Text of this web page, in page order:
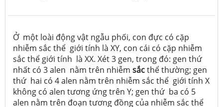
Ở một loài động vật ngẫu phối, con đực có cặp
nhiễm sắc thể giới tính là XY, con cái có cặp nhiễm
sắc thể giới tính là XX. Xét 3 gen, trong đó: gen thứ
nhất có 3 alen nằm trên nhiễm sắcthể thường; gen
thứ hai có 4 alen nằm trên nhiễm sắc thể giới tính X
không có alen tương ứng trên Y; gen thứ ba có 5
alen nằm trên đoạn tương đồng của nhiễm sắc thể